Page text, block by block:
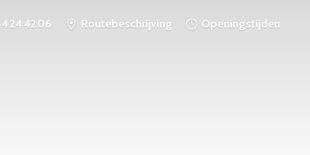
24 42 06 Routebeschrijving Openingstijden